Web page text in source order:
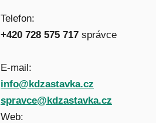
Telefon:
+420 728 575 717 správce
E-mail:
info@kdzastavka.cz
spravce@kdzastavka.cz
Web: